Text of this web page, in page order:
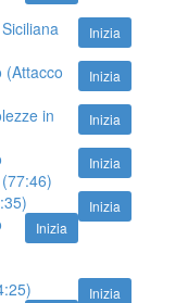
Inizia
Inizia
(Attacco
Inizia
in
Inizia
Inizia
Inizia
Inizia